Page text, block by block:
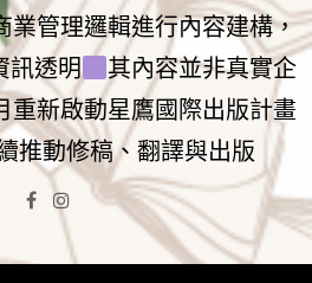
業管理邏輯進行內容建構，
訊透明
其內容並非真實企
重新啟動星鷹國際出版計畫
推動修稿、翻譯與出版
Facebook
Instagram